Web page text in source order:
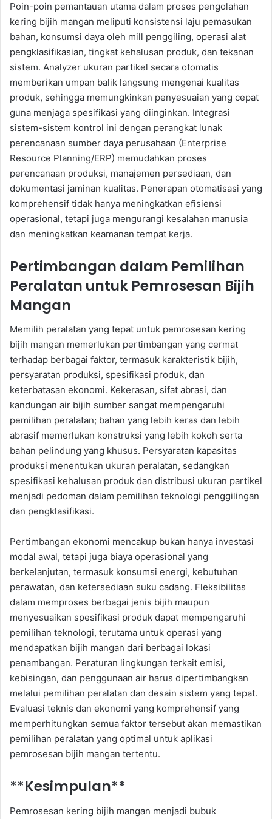
Poin-poin pemantauan utama dalam proses pengolahan
kering bijih mangan meliputi konsistensi laju pemasukan
bahan, konsumsi daya oleh mill penggiling, operasi alat
pengklasifikasian, tingkat kehalusan produk, dan tekanan
sistem. Analyzer ukuran partikel secara otomatis
memberikan umpan balik langsung mengenai kualitas
produk, sehingga memungkinkan penyesuaian yang cepat
guna menjaga spesifikasi yang diinginkan. Integrasi
sistem-sistem kontrol ini dengan perangkat lunak
perencanaan sumber daya perusahaan (Enterprise
Resource Planning/ERP) memudahkan proses
perencanaan produksi, manajemen persediaan, dan
dokumentasi jaminan kualitas. Penerapan otomatisasi yang
komprehensif tidak hanya meningkatkan efisiensi
operasional, tetapi juga mengurangi kesalahan manusia
dan meningkatkan keamanan tempat kerja.
Pertimbangan dalam Pemilihan
Peralatan untuk Pemrosesan Bijih
Mangan
Memilih peralatan yang tepat untuk pemrosesan kering
bijih mangan memerlukan pertimbangan yang cermat
terhadap berbagai faktor, termasuk karakteristik bijih,
persyaratan produksi, spesifikasi produk, dan
keterbatasan ekonomi. Kekerasan, sifat abrasi, dan
kandungan air bijih sumber sangat mempengaruhi
pemilihan peralatan; bahan yang lebih keras dan lebih
abrasif memerlukan konstruksi yang lebih kokoh serta
bahan pelindung yang khusus. Persyaratan kapasitas
produksi menentukan ukuran peralatan, sedangkan
spesifikasi kehalusan produk dan distribusi ukuran partikel
menjadi pedoman dalam pemilihan teknologi penggilingan
dan pengklasifikasi.
Pertimbangan ekonomi mencakup bukan hanya investasi
modal awal, tetapi juga biaya operasional yang
berkelanjutan, termasuk konsumsi energi, kebutuhan
perawatan, dan ketersediaan suku cadang. Fleksibilitas
dalam memproses berbagai jenis bijih maupun
menyesuaikan spesifikasi produk dapat mempengaruhi
pemilihan teknologi, terutama untuk operasi yang
mendapatkan bijih mangan dari berbagai lokasi
penambangan. Peraturan lingkungan terkait emisi,
kebisingan, dan penggunaan air harus dipertimbangkan
melalui pemilihan peralatan dan desain sistem yang tepat.
Evaluasi teknis dan ekonomi yang komprehensif yang
memperhitungkan semua faktor tersebut akan memastikan
pemilihan peralatan yang optimal untuk aplikasi
pemrosesan bijih mangan tertentu.
**Kesimpulan**
Pemrosesan kering bijih mangan menjadi bubuk